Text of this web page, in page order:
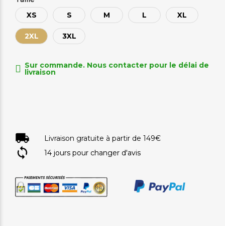
XS
S M L XL
2XL 3XL
Sur commande. Nous contacter pour le délai de
livraison
Livraison gratuite à partir de 149€
14 jours pour changer d'avis